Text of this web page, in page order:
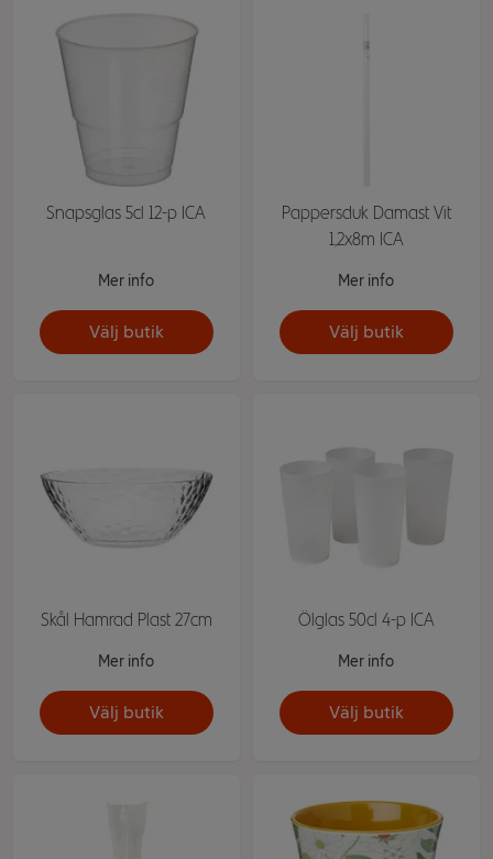
Snapsglas 5cl 12-p ICA
Mer info
Välj butik
Pappersduk Damast Vit
1,2x8m ICA
Mer info
Välj butik
Skål Hamrad Plast 27cm
Mer info
Välj butik
Ölglas 50cl 4-p ICA
Mer info
Välj butik